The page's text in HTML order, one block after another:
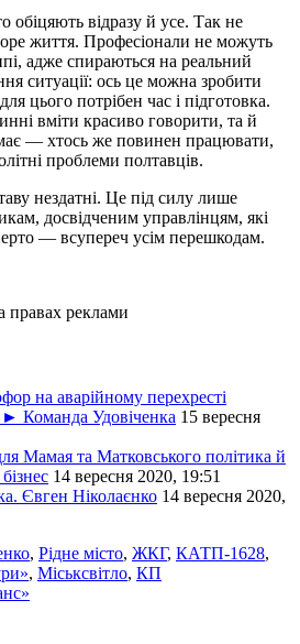
відразу й усе. Так не
життя. Професіонали не можуть
адже спираються на реальний
ситуації: ось це можна зробити
цього потрібен час і підготовка.
вміти красиво говорити, та й
— хтось же повинен працювати,
проблеми полтавців.
нездатні. Це під силу лише
досвідченим управлінцям, які
— всупереч усім перешкодам.
правах реклами
на аварійному перехресті
Команда Удовіченка 15 вересня
Мамая та Матковського політика й
14 вересня 2020, 19:51
Євген Ніколаєнко 14 вересня 2020,
, Рідне місто, ЖКГ, КАТП-1628,
, Міськсвітло, КП